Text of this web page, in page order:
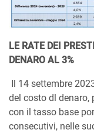
LE RATE DEI
DENARO AL 3%
Il 14 settembre
del costo dl denaro,
con il tasso base
consecutivi, nelle